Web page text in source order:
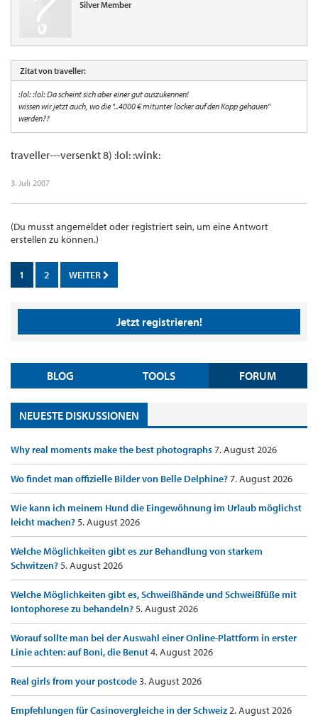
Silver Member
Zitat von traveller:
:lol: :lol: Da scheint sich aber einer gut auszukennen!
wissen wir jetzt auch, wo die "..4000 € mitunter locker auf den Kopp gehauen"
werden??
traveller---versenkt 8) :lol: :wink:
3. Juli 2007
(Du musst angemeldet oder registriert sein, um eine Antwort
erstellen zu können.)
1 2 WEITER
Jetzt registrieren!
BLOG TOOLS FORUM
NEUESTE DISKUSSIONEN
Why real moments make the best photographs7. August 2026
Wo findet man offizielle Bilder von Belle Delphine?7. August 2026
Wie kann ich meinem Hund die Eingewöhnung im Urlaub möglichst
leicht machen?5. August 2026
Welche Möglichkeiten gibt es zur Behandlung von starkem
Schwitzen?5. August 2026
Welche Möglichkeiten gibt es, Schweißhände und Schweißfüße mit
Iontophorese zu behandeln?5. August 2026
Worauf sollte man bei der Auswahl einer Online-Plattform in erster
Linie achten: auf Boni, die Benut4. August 2026
Real girls from your postcode3. August 2026
Empfehlungen für Casinovergleiche in der Schweiz2. August 2026